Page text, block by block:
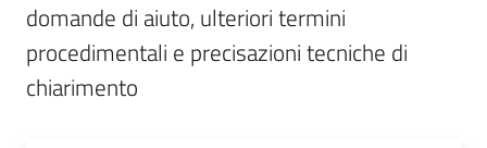
Agricoltura
in
cifre
domande di aiuto, ulteriori termini
procedimentali e precisazioni tecniche di
chiarimento